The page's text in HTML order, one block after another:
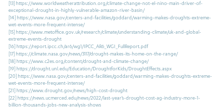
[13] https://www.worldweatherattribution.org/climate-change-not-el-nino-main-driver-of-
exceptional-drought-in-highly-vulnerable-amazon-river-basin/
[14] https://www.nasa.gov/centers-and-facilities/goddard/warming-makes-droughts-extreme-
wet-events-more-frequent-intense/
[15] https://www.metoffice.gov.uk/research/climate/understanding-climate/uk-and-global-
extreme-events-drought
[16] https://report.ipcc.ch/ar6/wg1/IPCC_AR6_WGI_FullReport.pdf
[17] https://climate.nasa.gov/news/3117/drought-makes-its-home-on-the-range/
[18] https://www.c2es.org/content/drought-and-climate-change/
[19] https://drought.unl.edu/Education/DroughtforKids/DroughtEffects.aspx
[20] https://www.nasa.gov/centers-and-facilities/goddard/warming-makes-droughts-extreme-
wet-events-more-frequent-intense/
[21] https://www.drought.gov/news/high-cost-drought
[22] https://news.ucmerced.edu/news/2022/last-year’s-drought-cost-ag-industry-more-1-
billion-thousands-jobs-new-analysis-shows